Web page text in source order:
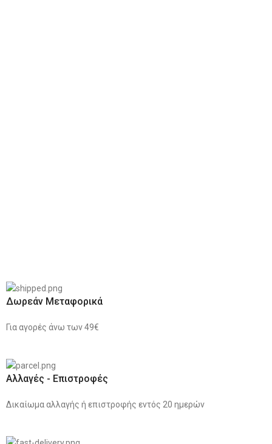
Δωρεάν Μεταφορικά
Για αγορές άνω των 49€
Αλλαγές - Επιστροφές
Δικαίωμα αλλαγής ή επιστροφής εντός 20 ημερών